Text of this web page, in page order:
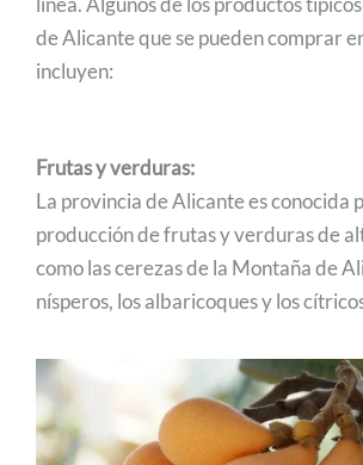
de Alicante que se pueden comprar
incluyen:
Frutas y verduras:
La provincia de Alicante es conocida
producción de frutas y verduras de
como las cerezas de la Montaña de
nísperos, los albaricoques y los